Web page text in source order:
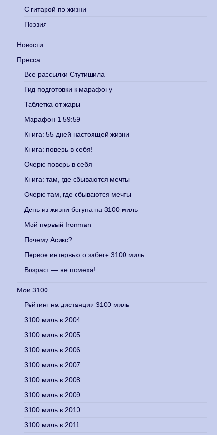
С гитарой по жизни
Поэзия
Новости
Пресса
Все рассылки Стутишила
Гид подготовки к марафону
Таблетка от жары
Марафон 1:59:59
Книга: 55 дней настоящей жизни
Книга: поверь в себя!
Очерк: поверь в себя!
Книга: там, где сбываются мечты
Очерк: там, где сбываются мечты
День из жизни бегуна на 3100 миль
Мой первый Ironman
Почему Асикс?
Первое интервью о забеге 3100 миль
Возраст — не помеха!
Мои 3100
Рейтинг на дистанции 3100 миль
3100 миль в 2004
3100 миль в 2005
3100 миль в 2006
3100 миль в 2007
3100 миль в 2008
3100 миль в 2009
3100 миль в 2010
3100 миль в 2011